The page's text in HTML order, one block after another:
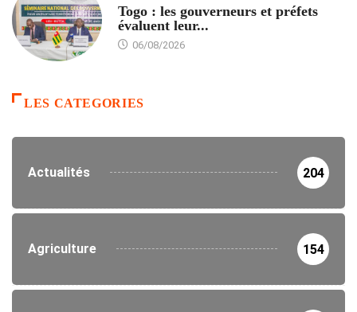
Togo : les gouverneurs et préfets
évaluent leur...
06/08/2026
LES CATEGORIES
Actualités 204
Agriculture 154